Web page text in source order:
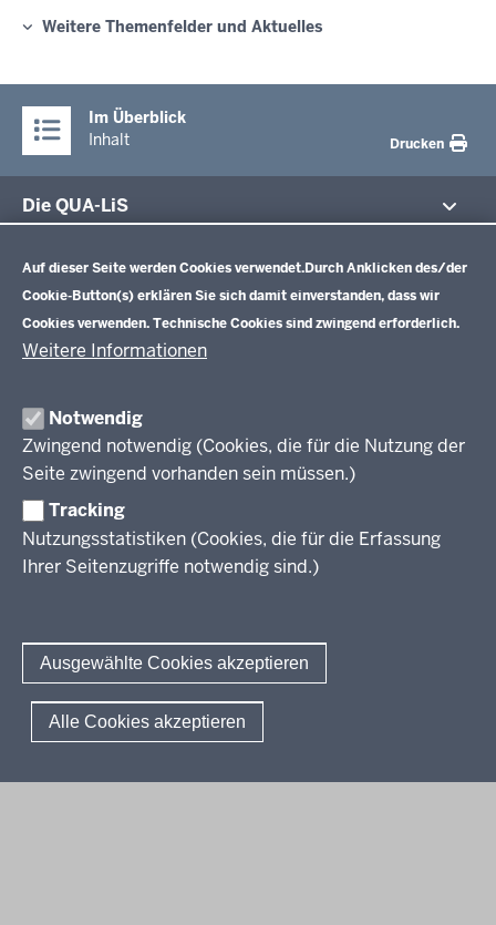
Auf dieser Seite werden Cookies verwendet.Durch Anklicken des/der
Cookie-Button(s) erklären Sie sich damit einverstanden, dass wir
Cookies verwenden. Technische Cookies sind zwingend erforderlich.
Weitere Informationen
Notwendig
Zwingend notwendig (Cookies, die für die Nutzung der
Seite zwingend vorhanden sein müssen.)
Tracking
Nutzungsstatistiken (Cookies, die für die Erfassung
Ihrer Seitenzugriffe notwendig sind.)
Ausgewählte Cookies akzeptieren
Alle Cookies akzeptieren
Weitere Themenfelder und Aktuelles
Im Überblick
Inhalt
Drucken
Die QUA-LiS
Veröffentlichungen
Leitbild
Stellenangebote
Über uns
Schulentwicklung NRW
Schulentwicklung
Unterricht
Professionalisierung
Standardsicherung NRW
Berufsbildung NRW
Erwachsenenbildung
Wir über uns
Berichtswesen Weiterbildung
ElternMitWirkung NRW
KI:EB
Amtsblattabonnieren
© 2026 QUA-LiS
Fußzeile
Impressum Datenschutzerklärung